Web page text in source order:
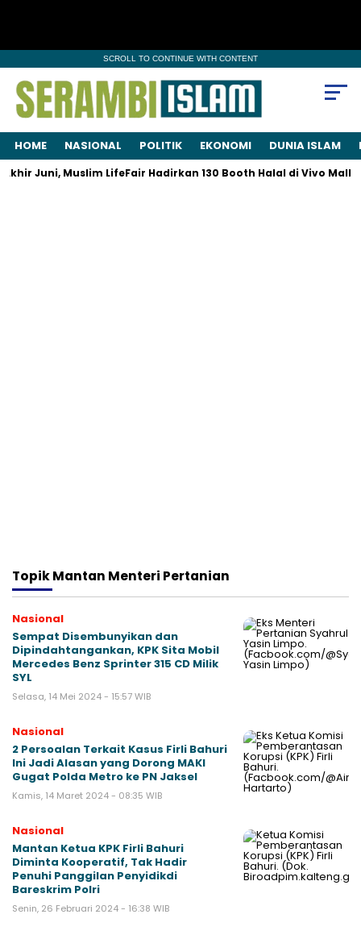
SCROLL TO CONTINUE WITH CONTENT
HOME NASIONAL POLITIK EKONOMI DUNIA ISLAM
Juni, Muslim LifeFair Hadirkan 130 Booth Halal di Vivo Mall
TopikMantan Menteri Pertanian
Nasional
Sempat Disembunyikan dan
Dipindahtangankan, KPK Sita Mobil
Mercedes Benz Sprinter 315 CD Milik
SYL
Selasa, 14 Mei 2024 - 15:57 WIB
Nasional
2 Persoalan Terkait Kasus Firli Bahuri
Ini Jadi Alasan yang Dorong MAKI
Gugat Polda Metro ke PN Jaksel
Kamis, 14 Maret 2024 - 08:35 WIB
Nasional
Mantan Ketua KPK Firli Bahuri
Diminta Kooperatif, Tak Hadir
Penuhi Panggilan Penyidikdi
Bareskrim Polri
Senin, 26 Februari 2024 - 16:38 WIB